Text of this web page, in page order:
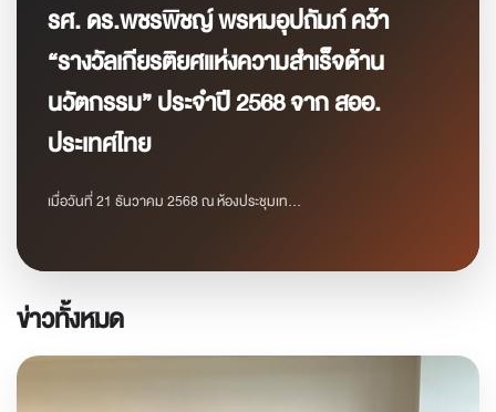
รศ. ดร.พชรพิชญ์ พรหมอุปถัมภ์ คว้า
“รางวัลเกียรติยศแห่งความสำเร็จด้าน
นวัตกรรม” ประจำปี 2568 จาก สออ.
ประเทศไทย
เมื่อวันที่ 21 ธันวาคม 2568 ณ ห้องประชุมเท...
ข่าวทั้งหมด